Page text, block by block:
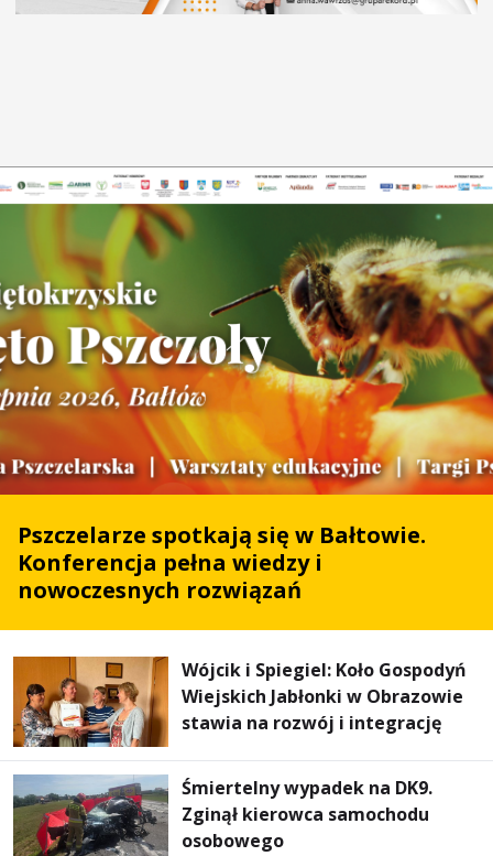
Pszczelarze spotkają się w Bałtowie.
Konferencja pełna wiedzy i
nowoczesnych rozwiązań
Wójcik i Spiegiel: Koło Gospodyń
Wiejskich Jabłonki w Obrazowie
stawia na rozwój i integrację
Śmiertelny wypadek na DK9.
Zginął kierowca samochodu
osobowego